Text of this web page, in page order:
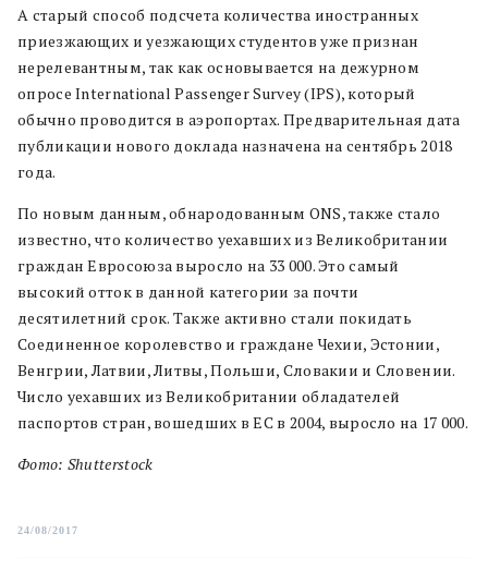
А старый способ подсчета количества иностранных
приезжающих и уезжающих студентов уже признан
нерелевантным, так как основывается на дежурном
опросе International Passenger Survey (IPS), который
обычно проводится в аэропортах. Предварительная дата
публикации нового доклада назначена на сентябрь 2018
года.
По новым данным, обнародованным ONS, также стало
известно, что количество уехавших из Великобритании
граждан Евросоюза выросло на 33 000. Это самый
высокий отток в данной категории за почти
десятилетний срок. Также активно стали покидать
Соединенное королевство и граждане Чехии, Эстонии,
Венгрии, Латвии, Литвы, Польши, Словакии и Словении.
Число уехавших из Великобритании обладателей
паспортов стран, вошедших в ЕС в 2004, выросло на 17 000.
Фото: Shutterstock
24/08/2017